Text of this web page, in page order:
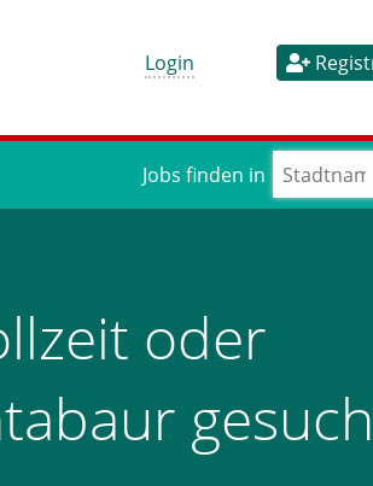
Login
Jobs finden in
oder